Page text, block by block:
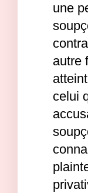
une
autre
celui